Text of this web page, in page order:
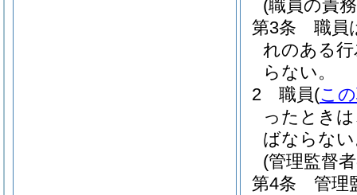
(職員の責
第3条
職員
れのある
らない。
2
職員(こ
ったとき
ばならな
(管理監督
第4条
管理